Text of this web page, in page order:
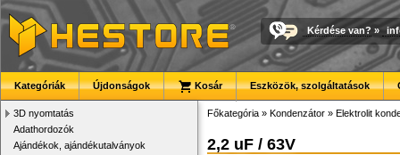
Kérdése van? »
Kategóriák Újdonságok Kosár Eszközök, szolgáltatások
3D nyomtatás
Adathordozók
Ajándékok, ajándékutalványok
Főkategória » Kondenzátor » Elektrolit
2,2 uF / 63V